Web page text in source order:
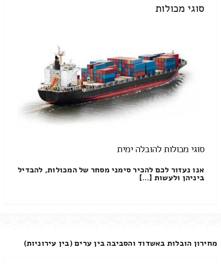
סוגי מכולות
סוגי מכולות להובלה ימית
אנו נעזור לכם להכיר סימני מסחר של המכולות, להבדיל
ביניהן ולעשות […]
מחירון הובלות באשדוד והסביבה בין ערים (בין עירוניות)